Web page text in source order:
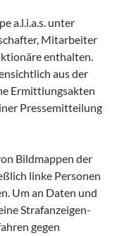
a.l.i.a.s. unter
Mitarbeiter
enthalten.
aus der
Ermittlungsakten
Pressemitteilung
Bildmappen der
linke Personen
Um an Daten und
Strafanzeigen-
gegen